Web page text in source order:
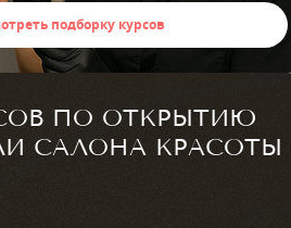
подборку курсов
ПО ОТКРЫТИЮ
САЛОНА КРАСОТЫ